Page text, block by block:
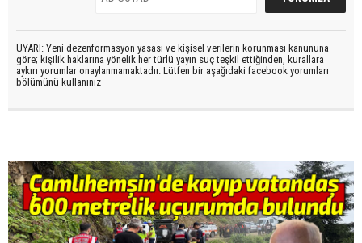
UYARI: Yeni dezenformasyon yasası ve kişisel verilerin korunması kanununa
göre; kişilik haklarına yönelik her türlü yayın suç teşkil ettiğinden, kurallara
aykırı yorumlar onaylanmamaktadır. Lütfen bir aşağıdaki facebook yorumları
bölümünü kullanınız